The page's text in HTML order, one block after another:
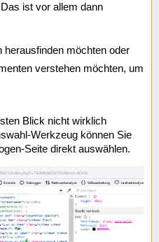
ist vor allem dann
herausfinden möchten oder
verstehen möchten, um
Blick nicht wirklich
Werkzeug können Sie
Seite direkt auswählen.